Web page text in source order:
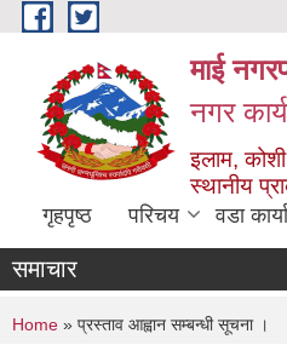
Skip to main content
माई
नगर
इलाम,
स्थानीय
गृहपृष्ठ परिचय वडा
समाचार
You are here
Home » प्रस्ताव आह्वान सम्बन्धी सूचना ।